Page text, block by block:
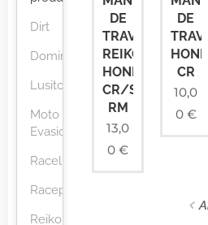
Dirt
Domino
Lusito
Moto
Evasion
Raceline
Racepro
Reikon
DE
TRAVÃO
REIKON
HONDA
CR/SUZUKI
RM
13,0
0 €
DE
CR
10,0
0€